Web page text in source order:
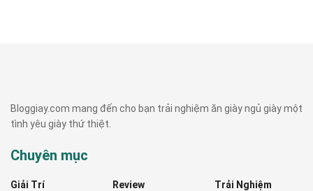
Bloggiay.com mang đến cho bạn trải nghiệm ăn giày ngủ giày một
tình yêu giày thứ thiệt.
Chuyên mục
Giải Trí
Review
Trải Nghiệm